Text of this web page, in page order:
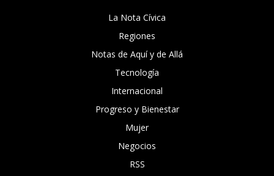
La Nota Cívica
Regiones
Notas de Aquí y de Allá
Tecnología
Internacional
Progreso y Bienestar
Mujer
Negocios
RSS